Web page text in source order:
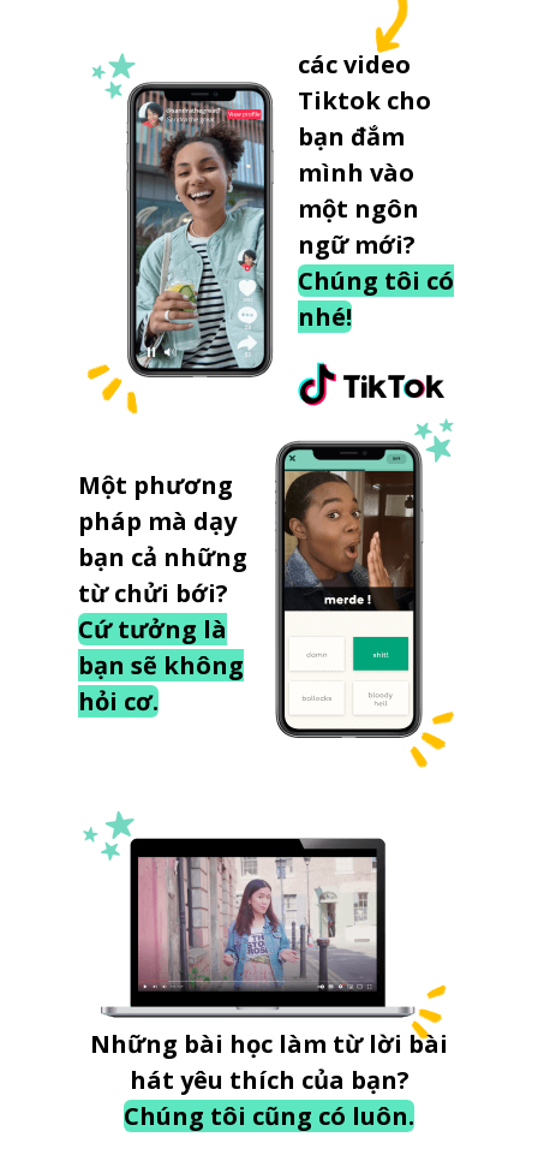
các video
Tiktok cho
bạn đắm
mình vào
một ngôn
ngữ mới?
Chúng tôi có
nhé!
Một phương
pháp mà dạy
bạn cả những
từ chửi bới?
Cứ tưởng là
bạn sẽ không
hỏi cơ.
Những bài học làm từ lời bài
hát yêu thích của bạn?
Chúng tôi cũng có luôn.